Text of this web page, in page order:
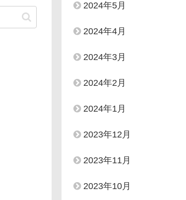
2024年5月
2024年4月
2024年3月
2024年2月
2024年1月
2023年12月
2023年11月
2023年10月